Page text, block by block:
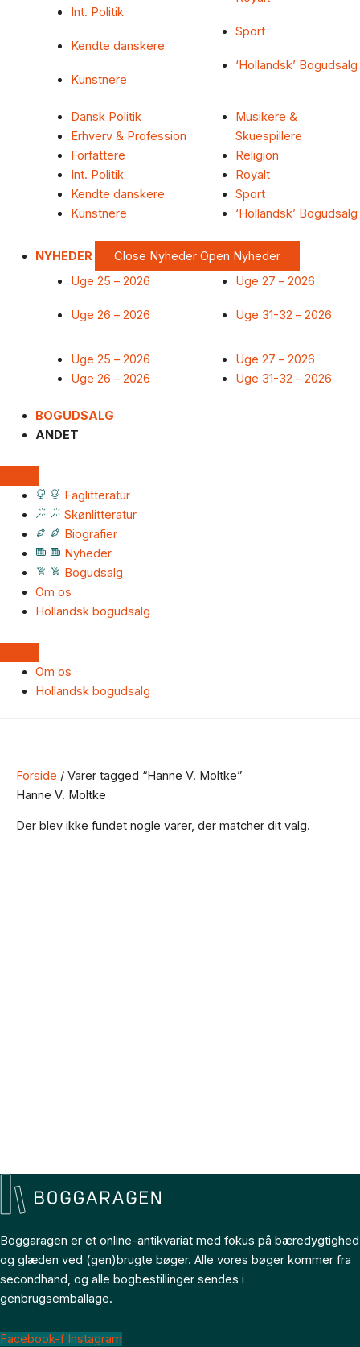
Int. Politik
Kendte danskere
Kunstnere
Sport
‘Hollandsk’ Bogudsalg
Dansk Politik
Erhverv & Profession
Forfattere
Int. Politik
Kendte danskere
Kunstnere
Musikere &
Skuespillere
Religion
Royalt
Sport
‘Hollandsk’ Bogudsalg
NYHEDER Close Nyheder Open Nyheder
Uge 25 – 2026
Uge 26 – 2026
Uge 27 – 2026
Uge 31-32 – 2026
Uge 25 – 2026
Uge 26 – 2026
Uge 27 – 2026
Uge 31-32 – 2026
BOGUDSALG
ANDET
Faglitteratur
Skønlitteratur
Biografier
Nyheder
Bogudsalg
Om os
Hollandsk bogudsalg
Om os
Hollandsk bogudsalg
Forside / Varer tagged “Hanne V. Moltke”
Hanne V. Moltke
Der blev ikke fundet nogle varer, der matcher dit valg.
Boggaragen er et online-antikvariat med fokus på bæredygtighed
og glæden ved (gen)brugte bøger. Alle vores bøger kommer fra
secondhand, og alle bogbestillinger sendes i
genbrugsemballage.
Facebook-f Instagram